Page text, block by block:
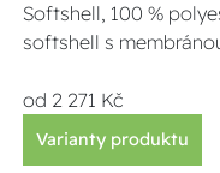
Softshell, 100 %
softshell s
od 2 271 Kč
Varianty produktu